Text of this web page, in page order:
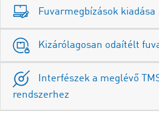
Fuvarmegbízások kiadása
Kizárólagosan odaítélt
Interfészek a meglévő
rendszerhez